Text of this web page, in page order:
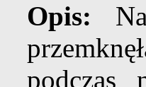
Opis:
podczas